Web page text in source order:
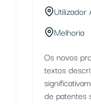
Utilizador
Melhoria
Os novos
textos
de patentes